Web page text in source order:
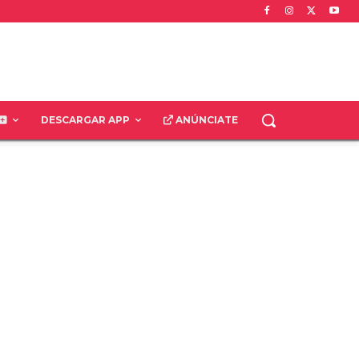
DESCARGAR APP ANÚNCIATE